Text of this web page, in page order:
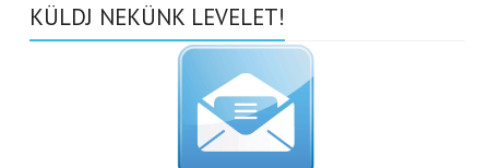
KÜLDJ NEKÜNK LEVELET!